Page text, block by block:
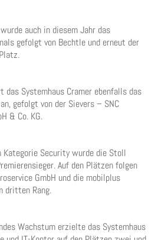
auch in diesem Jahr das
gefolgt von Bechtle und erneut der
das Systemhaus Cramer ebenfalls das
gefolgt von der Sievers – SNC
& Co. KG.
Security wurde die Stoll
Auf den Plätzen folgen
GmbH und die mobilplus
dritten Rang.
Wachstum erzielte das Systemhaus